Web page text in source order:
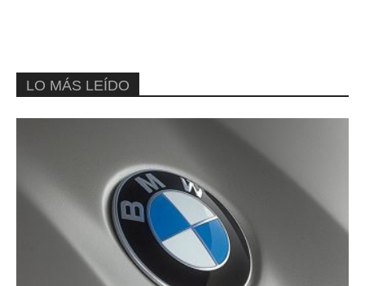
LO MÁS LEÍDO